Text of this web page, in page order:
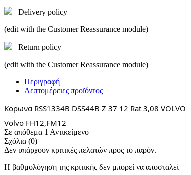
Delivery policy
(edit with the Customer Reassurance module)
Return policy
(edit with the Customer Reassurance module)
Περιγραφή
Λεπτομέρειες προϊόντος
Κορωνα RSS1334B DSS44B Z 37 12 Rat 3,08 VOLVO
Volvo FH12,FM12
Σε απόθεμα 1 Αντικείμενο
Σχόλια (0)
Δεν υπάρχουν κριτικές πελατών προς το παρόν.
Η βαθμολόγηση της κριτικής δεν μπορεί να αποσταλεί